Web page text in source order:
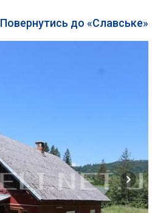
Повернутись до «Славське»